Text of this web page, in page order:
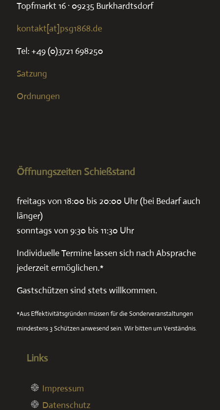
Topfmarkt 16 · 09235 Burkhardtsdorf
kontakt[at]psg1868.de
Tel: +49 (0)3721 698250
Satzung
Ordnungen
Öffnungszeiten Schießstand
freitags von 18:00 bis 20:00 Uhr (bei Bedarf auch
länger)
sonntags von 9:30 bis 11:30 Uhr
Individuelle Termine lassen sich nach Absprache
jederzeit ermöglichen.*
Gastschützen sind stets willkommen.
*Aus Effektivitätsgründen müssen für die Sonderveranstaltungen
mindestens 3 Schützen anwesend sein. Wir bitten um Verständnis.
Links
Impressum
Datenschutz